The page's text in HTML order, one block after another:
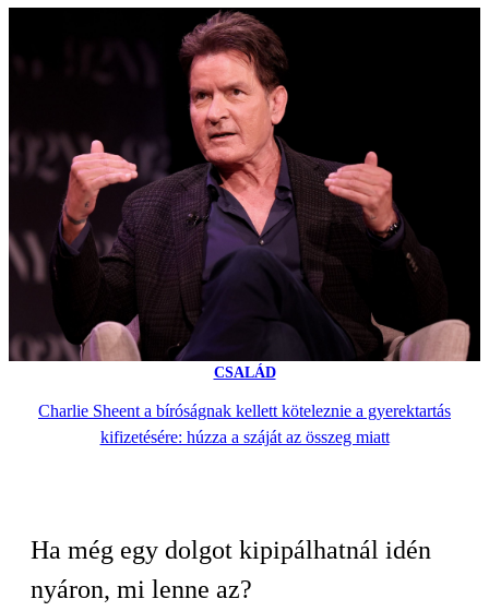
CSALÁD
Charlie Sheent a bíróságnak kellett köteleznie a gyerektartás
kifizetésére: húzza a száját az összeg miatt
Ha még egy dolgot kipipálhatnál idén
nyáron, mi lenne az?